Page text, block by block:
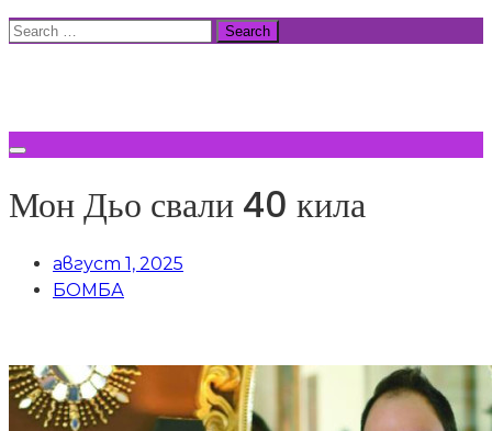
Skip
Search
Мон Дьо свали 40 кила
август 1, 2025
БОМБА